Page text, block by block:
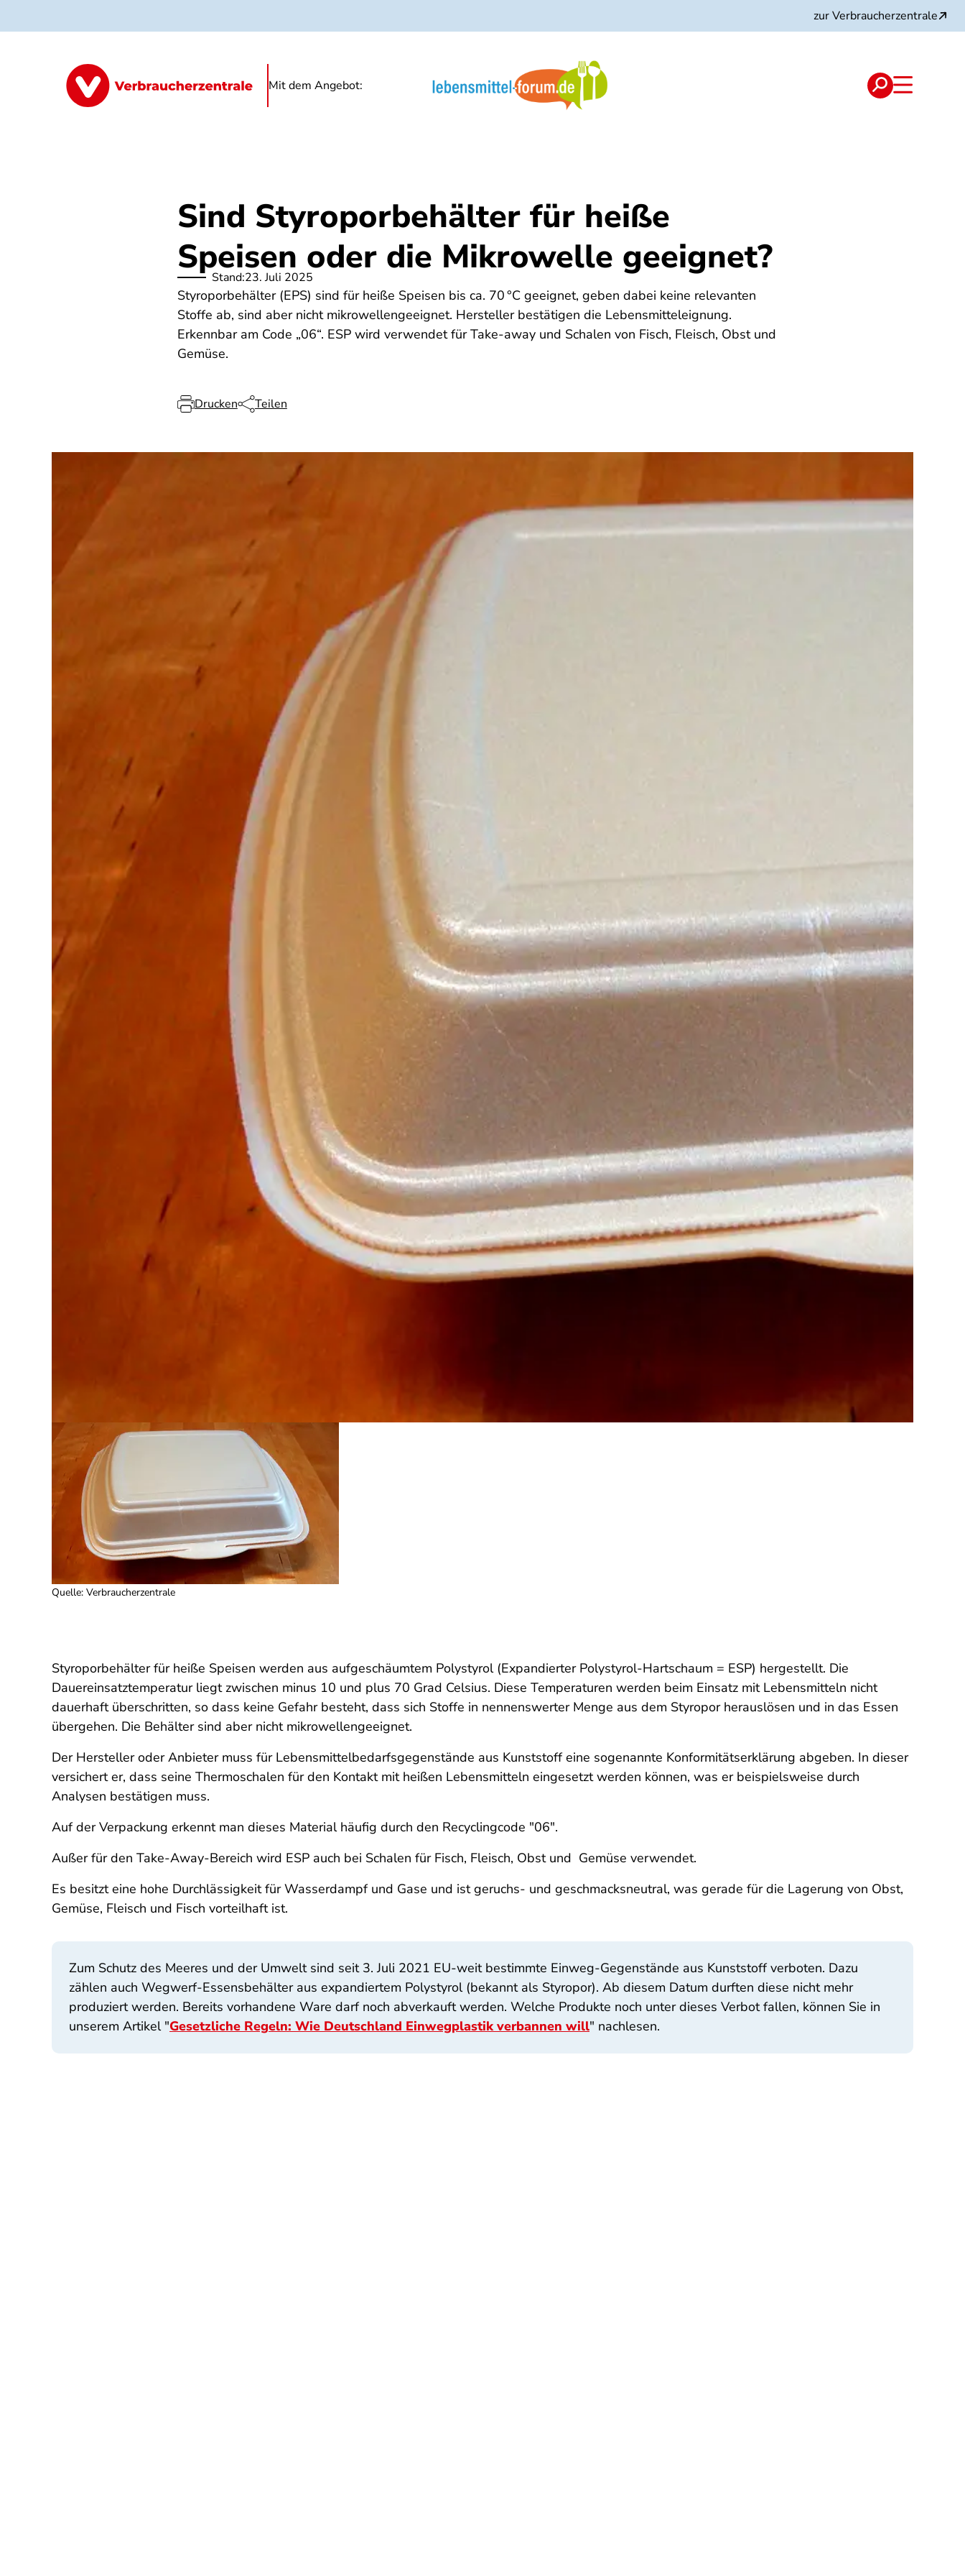
zur Verbraucherzentrale
Mit dem Angebot:
Sind Styroporbehälter für heiße
Speisen oder die Mikrowelle geeignet?
Stand:23. Juli 2025
Styroporbehälter (EPS) sind für heiße Speisen bis ca. 70 °C geeignet, geben dabei keine relevanten
Stoffe ab, sind aber nicht mikrowellengeeignet. Hersteller bestätigen die Lebensmitteleignung.
Erkennbar am Code „06“. ESP wird verwendet für Take-away und Schalen von Fisch, Fleisch, Obst und
Gemüse.
Drucken Teilen
Quelle: Verbraucherzentrale
Styroporbehälter für heiße Speisen werden aus aufgeschäumtem Polystyrol (Expandierter Polystyrol-Hartschaum = ESP) hergestellt. Die
Dauereinsatztemperatur liegt zwischen minus 10 und plus 70 Grad Celsius. Diese Temperaturen werden beim Einsatz mit Lebensmitteln nicht
dauerhaft überschritten, so dass keine Gefahr besteht, dass sich Stoffe in nennenswerter Menge aus dem Styropor herauslösen und in das Essen
übergehen. Die Behälter sind aber nicht mikrowellengeeignet.
Der Hersteller oder Anbieter muss für Lebensmittelbedarfsgegenstände aus Kunststoff eine sogenannte Konformitätserklärung abgeben. In dieser
versichert er, dass seine Thermoschalen für den Kontakt mit heißen Lebensmitteln eingesetzt werden können, was er beispielsweise durch
Analysen bestätigen muss.
Auf der Verpackung erkennt man dieses Material häufig durch den Recyclingcode "06".
Außer für den Take-Away-Bereich wird ESP auch bei Schalen für Fisch, Fleisch, Obst und Gemüse verwendet.
Es besitzt eine hohe Durchlässigkeit für Wasserdampf und Gase und ist geruchs- und geschmacksneutral, was gerade für die Lagerung von Obst,
Gemüse, Fleisch und Fisch vorteilhaft ist.
Zum Schutz des Meeres und der Umwelt sind seit 3. Juli 2021 EU-weit bestimmte Einweg-Gegenstände aus Kunststoff verboten. Dazu
zählen auch Wegwerf-Essensbehälter aus expandiertem Polystyrol (bekannt als Styropor). Ab diesem Datum durften diese nicht mehr
produziert werden. Bereits vorhandene Ware darf noch abverkauft werden. Welche Produkte noch unter dieses Verbot fallen, können Sie in
unserem Artikel "Gesetzliche Regeln: Wie Deutschland Einwegplastik verbannen will" nachlesen.